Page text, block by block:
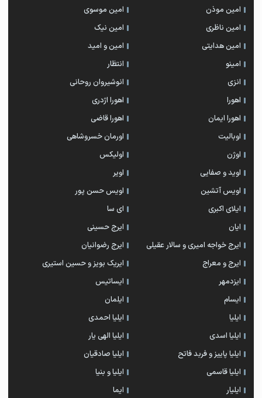
امین موذن
امین موسوی
امین ناظری
امین نیک
امین هدایتی
امین و امید
امینو
انتظار
انزی
انوشیروان روحانی
اهورا
اهورا اژدری
اهورا ایمان
اهورا قاضی
اوبالیت
اورمان خسروشاهی
اوژن
اولیکس
اوید و صفایی
اویر
اویس آتشین
اویس حسن پور
ايلاى اكبرى
ای سا
ایان
ایرج حسینی
ایرج خواجه امیری و سالار عقیلی
ایرج رضوانیان
ایرج و معراج
ایریک بویز و حسین استیری
ایزدمهر
ایساتیس
ایسام
ایلمان
ایلیا
ایلیا احمدی
ایلیا اسدی
ایلیا الهی یار
ایلیا پاییز و فربد فاتح
ایلیا صادقیان
ایلیا قاسمی
ایلیا و بنیا
ایلیار
ایما